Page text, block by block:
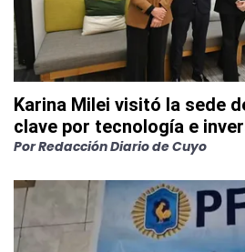
Karina Milei visitó la sede
clave por tecnología e
PorRedacción Diario de Cuyo